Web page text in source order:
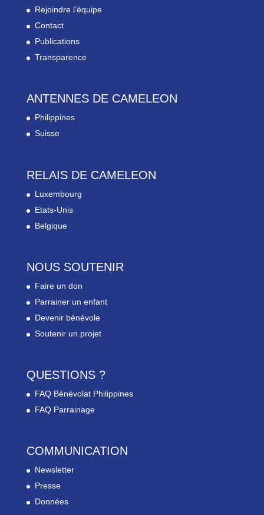
Rejoindre l’équipe
Contact
Publications
Transparence
ANTENNES DE CAMELEON
Philippines
Suisse
RELAIS DE CAMELEON
Luxembourg
Etats-Unis
Belgique
NOUS SOUTENIR
Faire un don
Parrainer un enfant
Devenir bénévole
Soutenir un projet
QUESTIONS ?
FAQ Bénévolat Philippines
FAQ Parrainage
COMMUNICATION
Newsletter
Presse
Données